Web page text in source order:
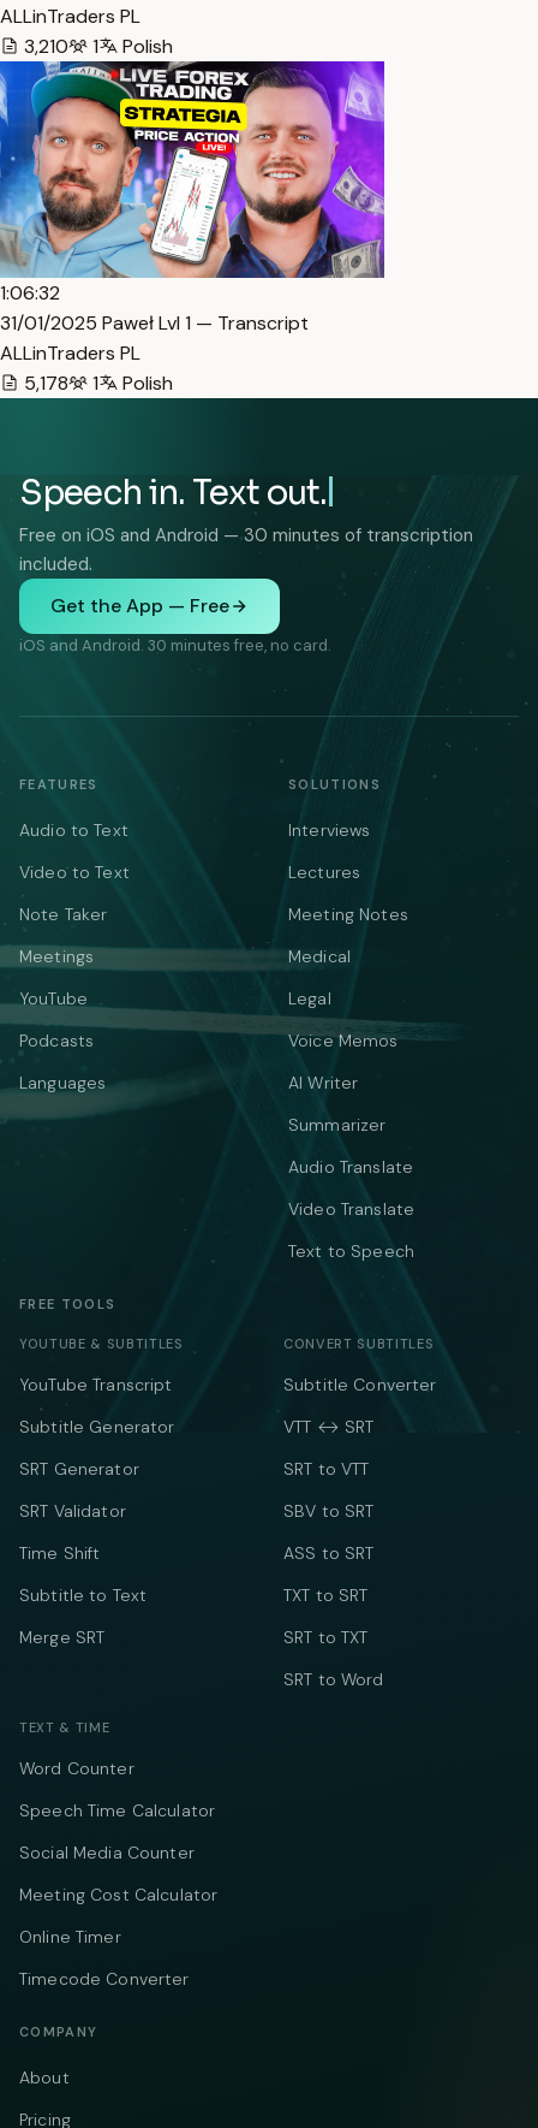
ALLinTraders PL
3,210
1 Polish
1:06:32
31/01/2025 Paweł Lvl 1 — Transcript
ALLinTraders PL
5,178
1 Polish
Speech in. Text out.
Free on iOS and Android — 30 minutes of transcription
included.
Get the App — Free
iOS and Android. 30 minutes free, no card.
FEATURES
Audio to Text
Video to Text
Note Taker
Meetings
YouTube
Podcasts
Languages
SOLUTIONS
Interviews
Lectures
Meeting Notes
Medical
Legal
Voice Memos
AI Writer
Summarizer
Audio Translate
Video Translate
Text to Speech
FREE TOOLS
YOUTUBE & SUBTITLES
YouTube Transcript
Subtitle Generator
SRT Generator
SRT Validator
Time Shift
Subtitle to Text
Merge SRT
CONVERT SUBTITLES
Subtitle Converter
VTT ↔ SRT
SRT to VTT
SBV to SRT
ASS to SRT
TXT to SRT
SRT to TXT
SRT to Word
TEXT & TIME
Word Counter
Speech Time Calculator
Social Media Counter
Meeting Cost Calculator
Online Timer
Timecode Converter
COMPANY
About
Pricing